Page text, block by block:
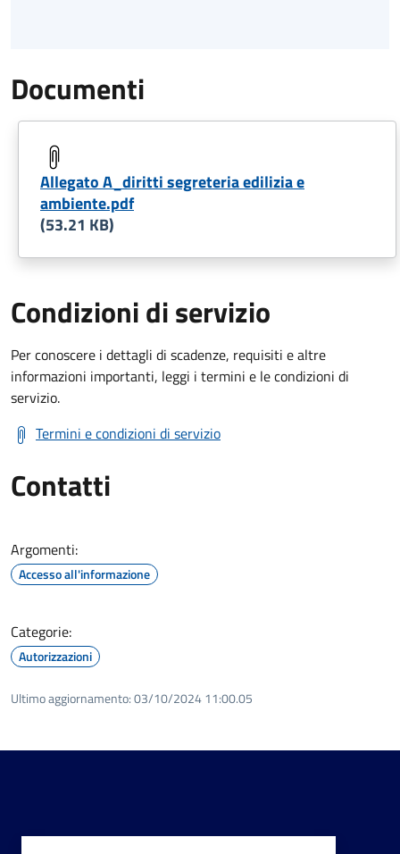
Documenti
Allegato A_diritti segreteria edilizia e
ambiente.pdf
(53.21 KB)
Condizioni di servizio
Per conoscere i dettagli di scadenze, requisiti e altre
informazioni importanti, leggi i termini e le condizioni di
servizio.
Termini e condizioni di servizio
Contatti
Argomenti:
Accesso all'informazione
Categorie:
Autorizzazioni
Ultimo aggiornamento:03/10/2024 11:00.05